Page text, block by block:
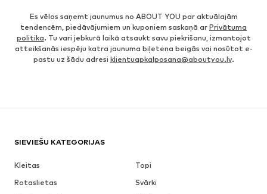
Es vēlos saņemt jaunumus no ABOUT YOU par aktuālajām
tendencēm, piedāvājumiem un kuponiem saskaņā ar Privātuma
politika. Tu vari jebkurā laikā atsaukt savu piekrišanu, izmantojot
atteikšanās iespēju katra jaunuma biļetena beigās vai nosūtot e-
pastu uz šādu adresi klientuapkalposana@aboutyou.lv.
SIEVIEŠU KATEGORIJAS
Kleitas
Topi
Rotaslietas
Svārki